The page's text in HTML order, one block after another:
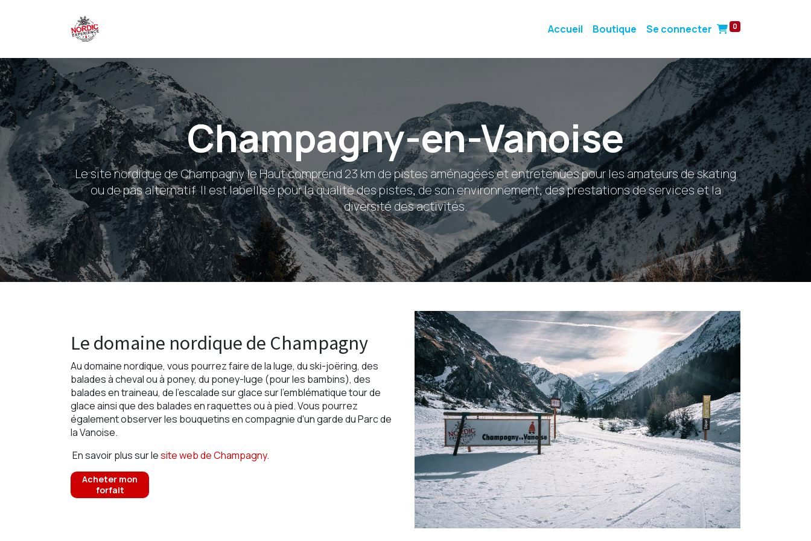
Accueil Boutique Se connecter 0
Champagny-en-Vanoise
Le site nordique de Champagny le Haut comprend 23 km de pistes aménagées et entretenues pour les amateurs de skating
ou de pas alternatif. Il est labellisé pour la qualité des pistes, de son environnement, des prestations de services et la
diversité des activités.
Le domaine nordique de Champagny
Au domaine nordique, vous pourrez faire de la luge, du ski-joëring, des
balades à cheval ou à poney, du poney-luge (pour les bambins), des
balades en traineau, de l'escalade sur glace sur l'emblématique tour de
glace ainsi que des balades en raquettes ou à pied. Vous pourrez
également observer les bouquetins en compagnie d'un garde du Parc de
la Vanoise.
En savoir plus sur lesite web de Champagny.
Acheter mon
forfait